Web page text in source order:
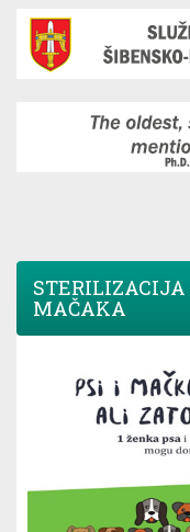
MAČAKA